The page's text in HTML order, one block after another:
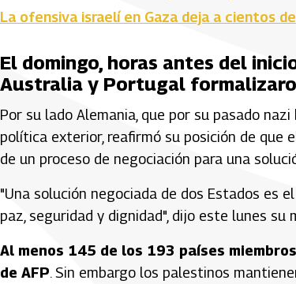
La ofensiva israelí en Gaza deja a cientos
El domingo, horas antes del
Australia y Portugal
Por su lado Alemania, que por su pasado
política exterior, reafirmó su posición de que
de un proceso de negociación para una
"Una solución negociada de dos Estados es
paz, seguridad y dignidad", dijo este lunes su
Al menos 145 de los 193 países
de AFP. Sin embargo los palestinos